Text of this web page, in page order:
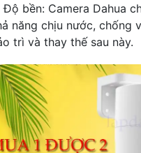
Độ bền: Camera Dahua
năng chịu nước, chống
trì và thay thế sau này.